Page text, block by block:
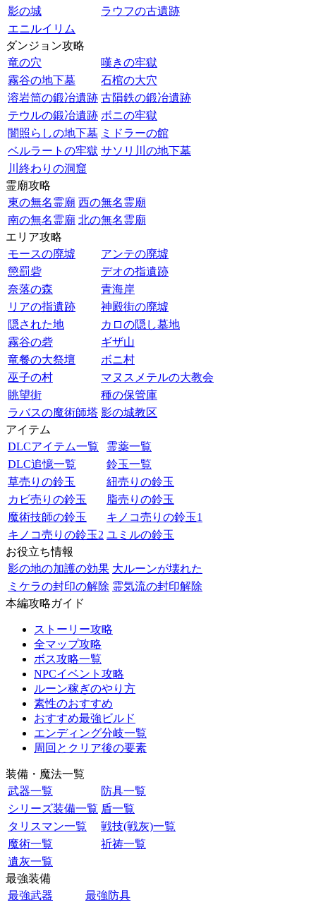
影の城
ラウフの古遺跡
エニルイリム
ダンジョン攻略
竜の穴
嘆きの牢獄
霧谷の地下墓
石棺の大穴
溶岩筒の鍛冶遺跡 古隕鉄の鍛冶遺跡
テウルの鍛冶遺跡 ボニの牢獄
闇照らしの地下墓 ミドラーの館
ベルラートの牢獄 サソリ川の地下墓
川終わりの洞窟
霊廟攻略
東の無名霊廟 西の無名霊廟
南の無名霊廟 北の無名霊廟
エリア攻略
モースの廃墟
アンテの廃墟
懲罰砦
デオの指遺跡
奈落の森
青海岸
リアの指遺跡
神殿街の廃墟
隠された地
カロの隠し墓地
霧谷の砦
ギザ山
竜餐の大祭壇
ボニ村
巫子の村
マヌスメテルの大教会
眺望街
種の保管庫
ラバスの魔術師塔 影の城教区
アイテム
DLCアイテム一覧
霊薬一覧
DLC追憶一覧
鈴玉一覧
草売りの鈴玉
紐売りの鈴玉
カビ売りの鈴玉
脂売りの鈴玉
魔術技師の鈴玉
キノコ売りの鈴玉1
キノコ売りの鈴玉2 ユミルの鈴玉
お役立ち情報
影の地の加護の効果 大ルーンが壊れた
ミケラの封印の解除 霊気流の封印解除
本編攻略ガイド
ストーリー攻略
全マップ攻略
ボス攻略一覧
NPCイベント攻略
ルーン稼ぎのやり方
素性のおすすめ
おすすめ最強ビルド
エンディング分岐一覧
周回とクリア後の要素
装備・魔法一覧
武器一覧
防具一覧
シリーズ装備一覧 盾一覧
タリスマン一覧
戦技(戦灰)一覧
魔術一覧
祈祷一覧
遺灰一覧
最強装備
最強武器
最強防具